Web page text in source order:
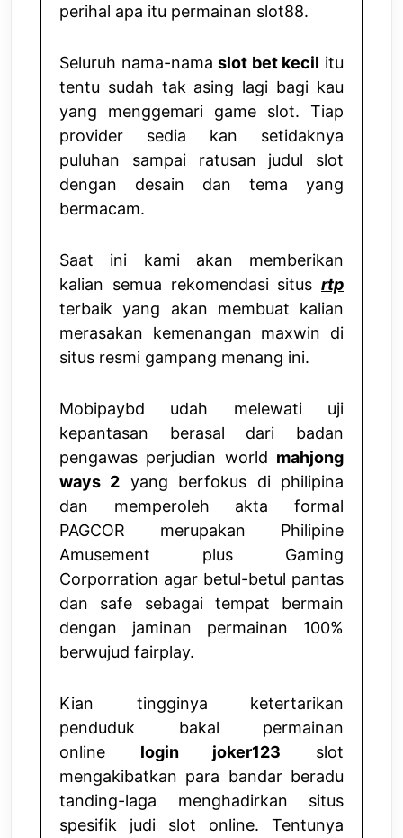
perihal apa itu permainan slot88.
Seluruh nama-namaslot bet kecil itu
tentu sudah tak asing lagi bagi kau
yang menggemari game slot. Tiap
provider sedia kan setidaknya
puluhan sampai ratusan judul slot
dengan desain dan tema yang
bermacam.
Saat ini kami akan memberikan
kalian semua rekomendasi situs rtp
terbaik yang akan membuat kalian
merasakan kemenangan maxwin di
situs resmi gampang menang ini.
Mobipaybd udah melewati uji
kepantasan berasal dari badan
pengawas perjudian world mahjong
ways 2 yang berfokus di philipina
dan memperoleh akta formal
PAGCOR merupakan Philipine
Amusement plus Gaming
Corporration agar betul-betul pantas
dan safe sebagai tempat bermain
dengan jaminan permainan 100%
berwujud fairplay.
Kian tingginya ketertarikan
penduduk bakal permainan
online login joker123 slot
mengakibatkan para bandar beradu
tanding-laga menghadirkan situs
spesifik judi slot online. Tentunya